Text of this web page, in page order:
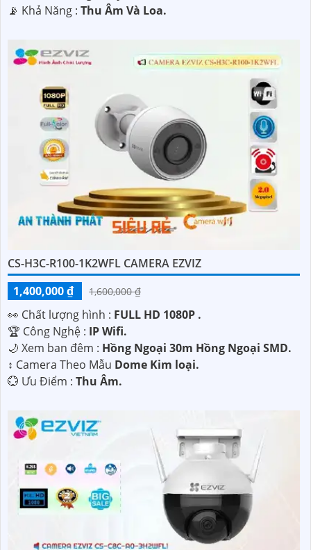
️📡 Khả Năng : Thu Âm Và Loa.
CS-H3C-R100-1K2WFL CAMERA EZVIZ
1,400,000 ₫
1,600,000 ₫
️👀 Chất lượng hình : FULL HD 1080P .
🏆 Công Nghệ : IP Wifi.
🌙 Xem ban đêm : Hồng Ngoại 30m Hồng Ngoại SMD.
↕️ Camera Theo Mẫu Dome Kim loại.
️💮 Ưu Điểm : Thu Âm.